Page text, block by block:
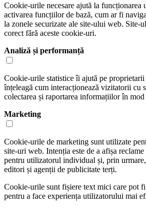
Cookie-urile necesare ajută la funcționarea
activarea funcțiilor de bază, cum ar fi
la zonele securizate ale site-ului web. Site-
corect fără aceste cookie-uri.
Analiză și performanță
Cookie-urile statistice îi ajută pe proprietarii
înțeleagă cum interacționează vizitatorii cu
colectarea și raportarea informațiilor în
Marketing
Cookie-urile de marketing sunt utilizate
site-uri web. Intenția este de a afișa
pentru utilizatorul individual și, prin
editori și agenții de publicitate terți.
Cookie-urile sunt fișiere text mici care pot
pentru a face experiența utilizatorului mai